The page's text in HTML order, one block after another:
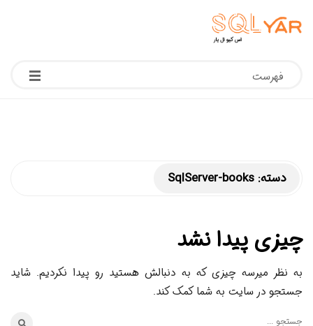
فهرست
دسته: SqlServer-books
چیزی پیدا نشد
به نظر میرسه چیزی که به دنبالش هستید رو پیدا نکردیم. شاید
جستجو در سایت به شما کمک کند.